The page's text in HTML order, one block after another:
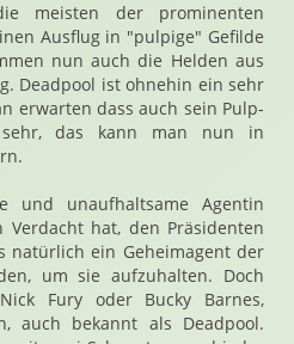
meisten der prominenten
Ausflug in "pulpige" Gefilde
nun auch die Helden aus
Deadpool ist ohnehin ein sehr
erwarten dass auch sein Pulp-
das kann man nun in
und unaufhaltsame Agentin
hat, den Präsidenten
natürlich ein Geheimagent der
um sie aufzuhalten. Doch
Fury oder Bucky Barnes,
auch bekannt als Deadpool.